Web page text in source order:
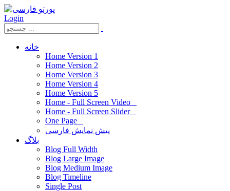
Login
خانه
Home Version 1
Home Version 2
Home Version 3
Home Version 4
Home Version 5
Home - Full Screen Video
Home - Full Screen Slider
One Page
پیش نمایش فارسی
بلاگ
Blog Full Width
Blog Large Image
Blog Medium Image
Blog Timeline
Single Post